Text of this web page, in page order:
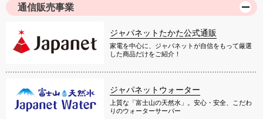
通信販売事業
ジャパネットたかた公式通販
家電を中心に、ジャパネットが自信をもって厳選
した商品だけをご紹介！
ジャパネットウォーター
上質な「富士山の天然水」。安心・安全、こだわ
りのウォーターサーバー